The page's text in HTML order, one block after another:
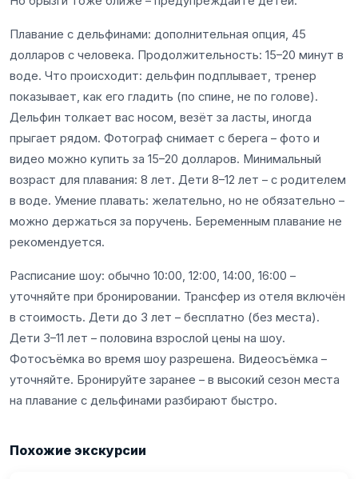
Плавание с дельфинами: дополнительная опция, 45
долларов с человека. Продолжительность: 15–20 минут в
воде. Что происходит: дельфин подплывает, тренер
показывает, как его гладить (по спине, не по голове).
Дельфин толкает вас носом, везёт за ласты, иногда
прыгает рядом. Фотограф снимает с берега – фото и
видео можно купить за 15–20 долларов. Минимальный
возраст для плавания: 8 лет. Дети 8–12 лет – с родителем
в воде. Умение плавать: желательно, но не обязательно –
можно держаться за поручень. Беременным плавание не
рекомендуется.
Расписание шоу: обычно 10:00, 12:00, 14:00, 16:00 –
уточняйте при бронировании. Трансфер из отеля включён
в стоимость. Дети до 3 лет – бесплатно (без места).
Дети 3–11 лет – половина взрослой цены на шоу.
Фотосъёмка во время шоу разрешена. Видеосъёмка –
уточняйте. Бронируйте заранее – в высокий сезон места
на плавание с дельфинами разбирают быстро.
Похожие экскурсии